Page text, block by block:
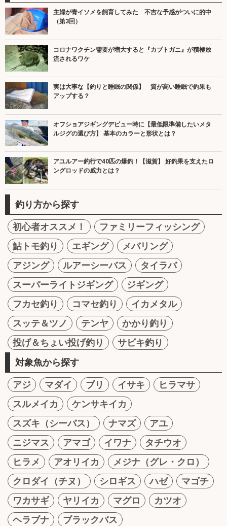
主婦が青イソメを飼育してみた 不吉な予感がついに的中
（第3回）
コロナワクチン需要が増大すると『カブトガニ』が積極放
流されるワケ
実は大事な【釣りと睡眠の関係】 質が高い睡眠で釣果も
アップする？
オフショアジギングデビュー時に【最低限準備したいメタ
ルジグの選び方】 基本のカラーと形状とは？
アユルアー釣行で40匹の爆釣！【滋賀】 好釣果を支えたロ
ングロッドの威力とは？
釣り方から探す
初心者オススメ！
ファミリーフィッシング
鮎トモ釣り
エギング
メバリング
アジング
ルアーシーバス
タイラバ
スーパーライトジギング
ジギング
フカセ釣り
コマセ釣り
イカメタル
スッテ＆ツノ
テンヤ
かかり釣り
投げ＆ちょい投げ釣り
サビキ釣り
対象魚から探す
アジ マダイ ブリ イサキ
ヒラマサ
スルメイカ
ケンサキイカ
スズキ（シーバス）
ナマズ
アユ
ニジマス
アマゴ イワナ
タチウオ
ヒラメ
アオリイカ
メジナ（グレ・クロ）
クロダイ（チヌ）
シロギス ハゼ
マゴチ
ワカサギ
ヤリイカ マグロ
カツオ
ヘラブナ
ブラックバス